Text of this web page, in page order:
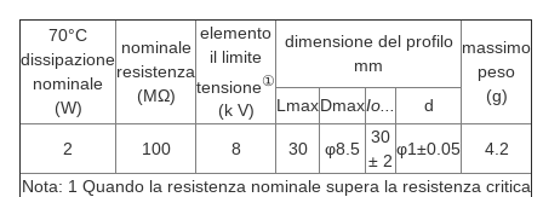
70°C
dissipazione
nominale
(W)
nominale
resistenza
(MΩ)
elemento
il limite
tensione①
(k V)
dimensione del profilo
mm
massimo
peso
(g)
LmaxDmaxIo... d
2 100 8 30 φ8.5
30
± 2
φ1±0.05
4.2
Nota: 1 Quando la resistenza nominale supera la resistenza critica